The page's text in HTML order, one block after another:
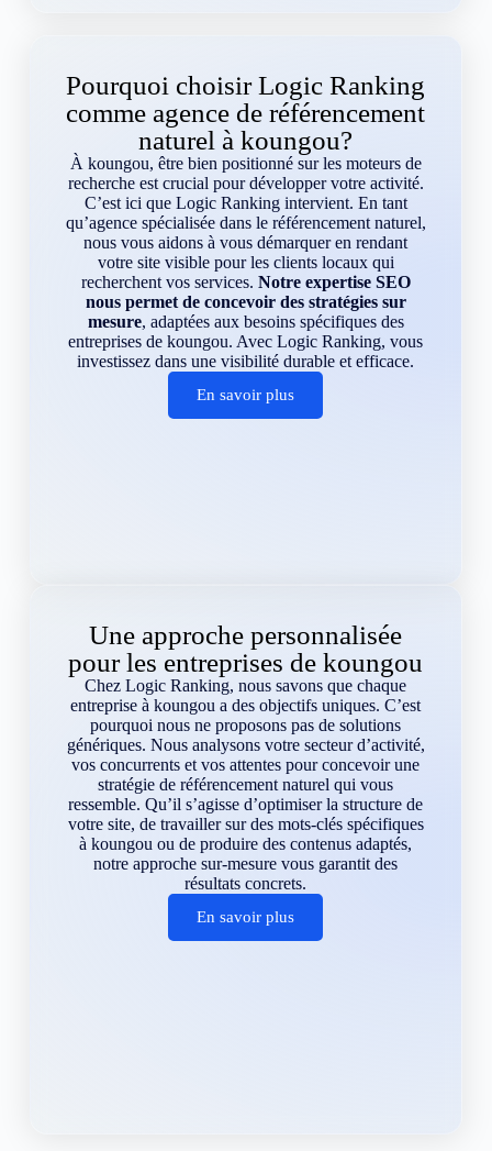
Pourquoi choisir Logic Ranking
comme agence de référencement
naturel à koungou?
À koungou, être bien positionné sur les moteurs de
recherche est crucial pour développer votre activité.
C’est ici que Logic Ranking intervient. En tant
qu’agence spécialisée dans le référencement naturel,
nous vous aidons à vous démarquer en rendant
votre site visible pour les clients locaux qui
recherchent vos services. Notre expertise SEO
nous permet de concevoir des stratégies sur
mesure, adaptées aux besoins spécifiques des
entreprises de koungou. Avec Logic Ranking, vous
investissez dans une visibilité durable et efficace.
En savoir plus
Une approche personnalisée
pour les entreprises de koungou
Chez Logic Ranking, nous savons que chaque
entreprise à koungou a des objectifs uniques. C’est
pourquoi nous ne proposons pas de solutions
génériques. Nous analysons votre secteur d’activité,
vos concurrents et vos attentes pour concevoir une
stratégie de référencement naturel qui vous
ressemble. Qu’il s’agisse d’optimiser la structure de
votre site, de travailler sur des mots-clés spécifiques
à koungou ou de produire des contenus adaptés,
notre approche sur-mesure vous garantit des
résultats concrets.
En savoir plus